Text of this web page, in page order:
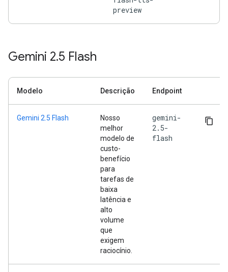
preview
Gemini 2.5 Flash
Modelo Descrição Endpoint
Gemini 2.5 Flash
Nosso
melhor
modelo de
custo-
benefício
para
tarefas de
baixa
latência e
alto
volume
que
exigem
raciocínio.
gemini-
2.5-
flash